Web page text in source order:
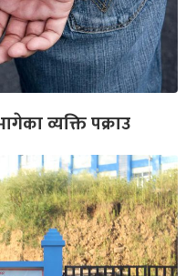
व्यक्ति पक्राउ